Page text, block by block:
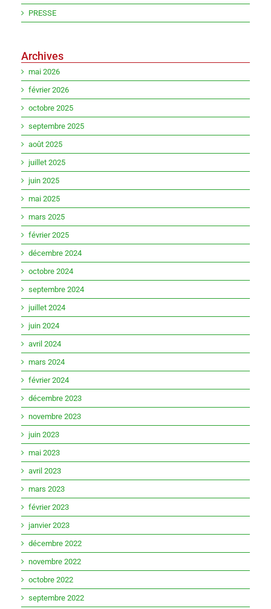
PRESSE
Archives
mai 2026
février 2026
octobre 2025
septembre 2025
août 2025
juillet 2025
juin 2025
mai 2025
mars 2025
février 2025
décembre 2024
octobre 2024
septembre 2024
juillet 2024
juin 2024
avril 2024
mars 2024
février 2024
décembre 2023
novembre 2023
juin 2023
mai 2023
avril 2023
mars 2023
février 2023
janvier 2023
décembre 2022
novembre 2022
octobre 2022
septembre 2022